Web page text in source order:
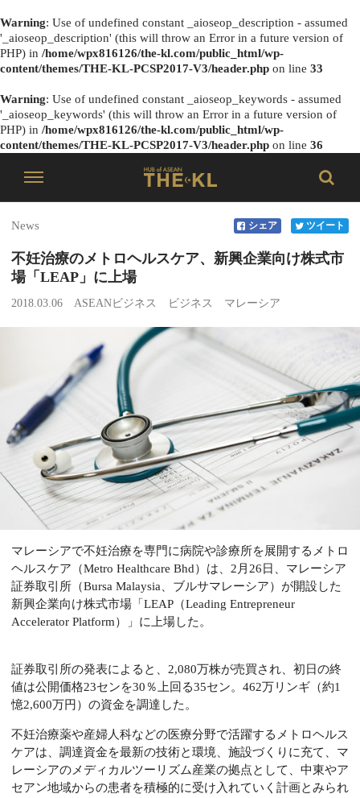
Warning: Use of undefined constant _aioseop_description - assumed
'_aioseop_description' (this will throw an Error in a future version of
PHP) in /home/wpx816126/the-kl.com/public_html/wp-
content/themes/THE-KL-PCSP2017-V3/header.php on line 33
Warning: Use of undefined constant _aioseop_keywords - assumed
'_aioseop_keywords' (this will throw an Error in a future version of
PHP) in /home/wpx816126/the-kl.com/public_html/wp-
content/themes/THE-KL-PCSP2017-V3/header.php on line 36
News シェア ツイート
不妊治療のメトロヘルスケア、新興企業向け株式市
場「LEAP」に上場
2018.03.06 ASEANビジネス ビジネス マレーシア
マレーシアで不妊治療を専門に病院や診療所を展開するメトロ
ヘルスケア（Metro Healthcare Bhd）は、2月26日、マレーシア
証券取引所（Bursa Malaysia、ブルサマレーシア）が開設した
新興企業向け株式市場「LEAP（Leading Entrepreneur
Accelerator Platform）」に上場した。
証券取引所の発表によると、2,080万株が売買され、 初日の終
値は公開価格23センを30％上回る35セン。 462万リンギ（約1
憶2,600万円）の資金を調達した。
不妊治療薬や産婦人科などの医療分野で活躍するメトロヘルス
ケアは、調達資金を最新の技術と環境、施設づくりに充て、マ
レーシアのメディカルツーリズム産業の拠点として、中東やア
セアン地域からの患者を積極的に受け入れていく計画とみられ